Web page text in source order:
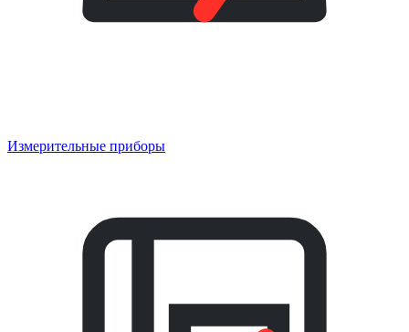
Измерительные приборы